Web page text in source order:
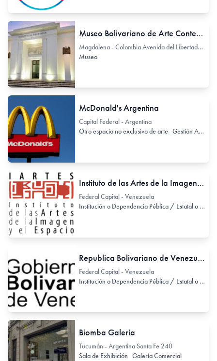
Museo Bolivariano de Arte Contemporáneo
Magdalena - Colombia Avenida del Libertador S/N
Museo
McDonald's Argentina
Capital Federal - Argentina
Otro espacio no exclusivo de arte Gestión Autónoma / Independiente
Instituto de las Artes de la Imagen y el Espacio
Federal Capital - Venezuela
Institución o Dependencia Pública / Estatal o Provincial
Republica Bolivariano de Venezuela
Federal Capital - Venezuela
Institución o Dependencia Pública / Estatal o Provincial
Biomba Galería
Tucumán - Argentina Santa Fe 240
Sala de Exhibición Galería Comercial